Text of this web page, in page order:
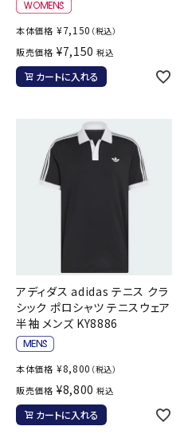
本体価格 ¥7,150 （税込）
販売価格 ¥7,150 税込
カートに入れる
アディダス adidas テニス クラ
シック ポロシャツ テニスウェア
半袖 メンズ KY8886
本体価格 ¥8,800 （税込）
販売価格 ¥8,800 税込
カートに入れる